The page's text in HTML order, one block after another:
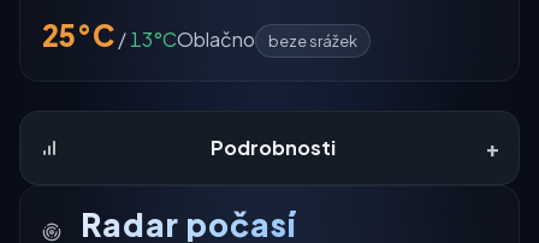
25°C/13°COblačno beze srážek
Podrobnosti +
Radar počasí